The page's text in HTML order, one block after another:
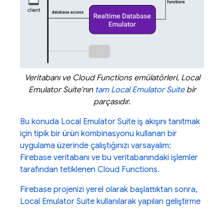
Veritabanı ve Cloud Functionsemülatörleri, Local
Emulator Suite'nın tam Local Emulator Suitebir
parçasıdır.
Bu konuda Local Emulator Suite iş akışını tanıtmak
için tipik bir ürün kombinasyonu kullanan bir
uygulama üzerinde çalıştığınızı varsayalım:
Firebase veritabanı ve bu veritabanındaki işlemler
tarafından tetiklenen Cloud Functions.
Firebase projenizi yerel olarak başlattıktan sonra,
Local Emulator Suite kullanılarak yapılan geliştirme